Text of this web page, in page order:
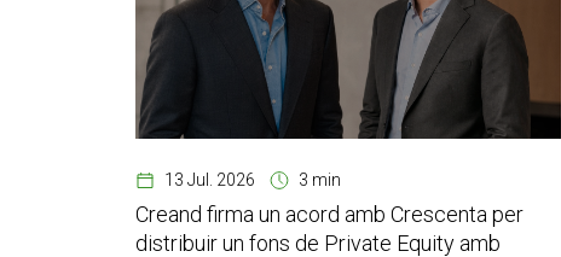
13 Jul. 2026 3 min
Creand firma un acord amb Crescenta per
distribuir un fons de Private Equity amb